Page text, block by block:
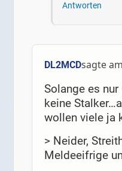
Antworten
DL2MCDsagte am
Solange es
keine
wollen viele ja
> Neider,
Meldeeifrige